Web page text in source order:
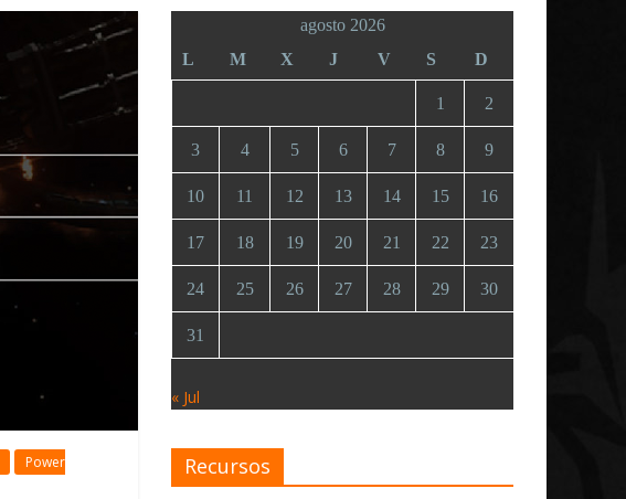
Power
agosto 2026
L
M X J V S D
1 2
3 4 5 6 7 8 9
10 11 12 13 14 15 16
17 18 19 20 21 22 23
24 25 26 27 28 29 30
31
« Jul
Recursos